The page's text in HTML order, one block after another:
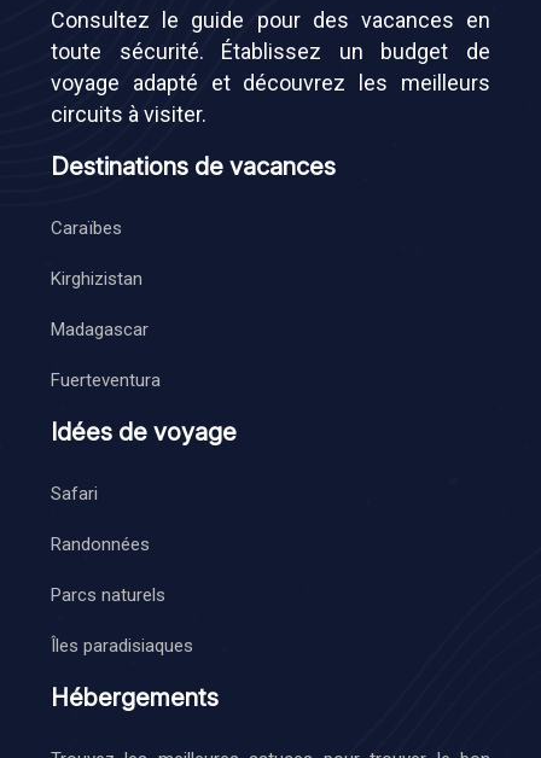
Consultez le guide pour des vacances en
toute sécurité. Établissez un budget de
voyage adapté et découvrez les meilleurs
circuits à visiter.
Destinations de vacances
Caraïbes
Kirghizistan
Madagascar
Fuerteventura
Idées de voyage
Safari
Randonnées
Parcs naturels
Îles paradisiaques
Hébergements